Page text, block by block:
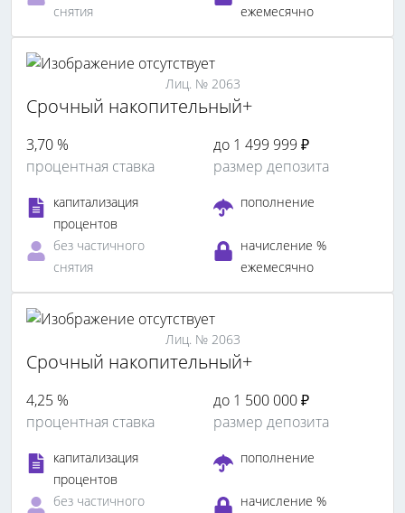
снятия
ежемесячно
Лиц. № 2063
Срочный накопительный+
3,70 %
процентная ставка
до 1 499 999 ₽
размер депозита
капитализация
процентов
пополнение
без частичного
снятия
начисление %
ежемесячно
Лиц. № 2063
Срочный накопительный+
4,25 %
процентная ставка
до 1 500 000 ₽
размер депозита
капитализация
процентов
пополнение
без частичного
начисление %